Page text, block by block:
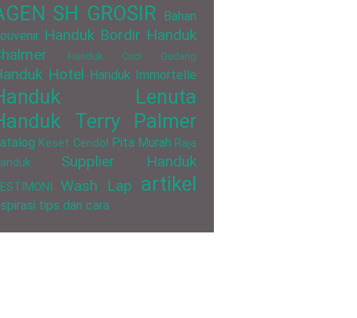
SH GROSIR Bahan
Handuk Bordir Handuk
Handuk Cuci Gudang
Hotel Handuk Immortelle
Lenuta
Terry Palmer
Keset Cendol Pita Murah Raja
Supplier Handuk
Wash Lap artikel
tips dan cara